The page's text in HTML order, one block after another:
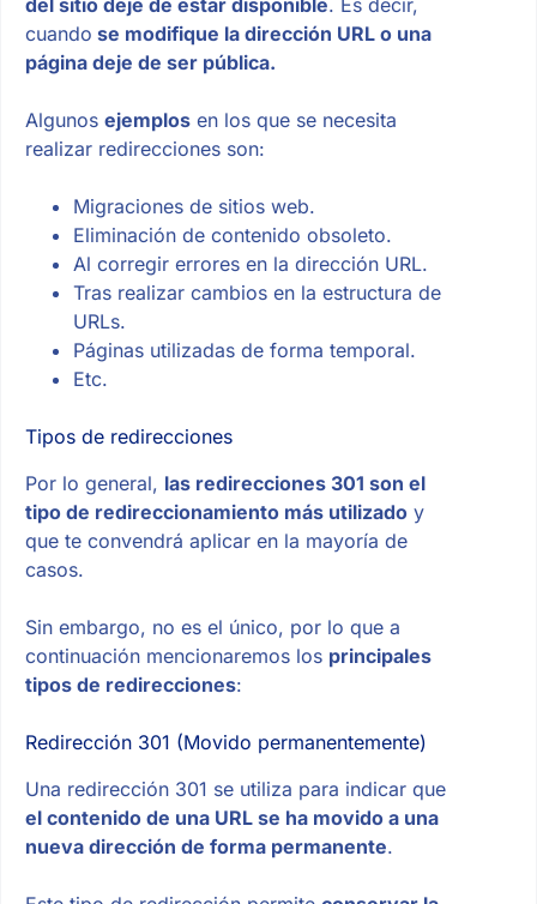
del sitio deje de estar disponible. Es decir,
cuando se modifique la dirección URL o una
página deje de ser pública.
Algunos ejemplosen los que se necesita
realizar redirecciones son:
Migraciones de sitios web.
Eliminación de contenido obsoleto.
Al corregir errores en la dirección URL.
Tras realizar cambios en la estructura de
URLs.
Páginas utilizadas de forma temporal.
Etc.
Tipos de redirecciones
Por lo general, las redirecciones 301 son el
tipo de redireccionamiento más utilizadoy
que te convendrá aplicar en la mayoría de
casos.
Sin embargo, no es el único, por lo que a
continuación mencionaremos los principales
tipos de redirecciones:
Redirección 301 (Movido permanentemente)
Una redirección 301 se utiliza para indicar que
el contenido de una URL se ha movido a una
nueva dirección de forma permanente.